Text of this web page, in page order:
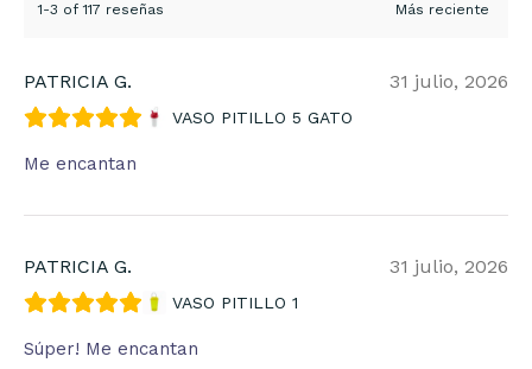
1-3 of 117 reseñas
PATRICIA G. 31 julio, 2026
VASO PITILLO 5 GATO
Me encantan
PATRICIA G. 31 julio, 2026
VASO PITILLO 1
Súper! Me encantan